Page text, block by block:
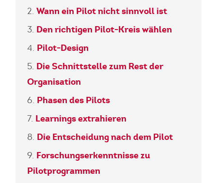
Wann ein Pilot nicht sinnvoll ist
Den richtigen Pilot-Kreis wählen
Pilot-Design
Die Schnittstelle zum Rest der
Organisation
Phasen des Pilots
Learnings extrahieren
Die Entscheidung nach dem Pilot
Forschungserkenntnisse zu
Pilotprogrammen